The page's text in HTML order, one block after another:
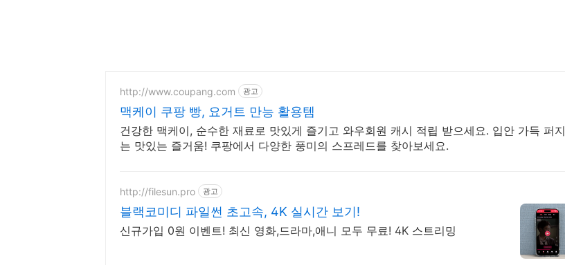
http://www.coupang.com 광고
맥케이 쿠팡 빵, 요거트 만능 활용템
건강한 맥케이, 순수한 재료로 맛있게 즐기고 와우회원 캐시 적립 받으세요. 입안 가득 퍼지
는 맛있는 즐거움! 쿠팡에서 다양한 풍미의 스프레드를 찾아보세요.
http://filesun.pro 광고
블랙코미디 파일썬 초고속, 4K 실시간 보기!
신규가입 0원 이벤트! 최신 영화,드라마,애니 모두 무료! 4K 스트리밍